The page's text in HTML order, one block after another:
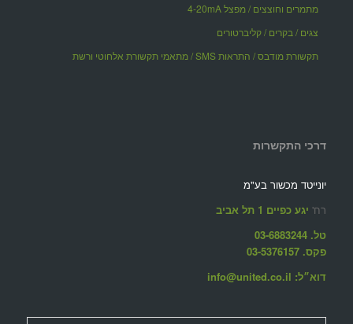
מתמרים וחוצצים / מפצל 4-20mA
צגים / בקרים / קליברטורים
תקשורת מודבס / התראות SMS / מתאמי תקשורת אלחוטי ורשת
דרכי התקשרות
יונייטד מכשור בע"מ
רח' יגע כפיים 1 תל אביב
טל. 03-6883244
פקס. 03-5376157
דוא״ל: info@united.co.il